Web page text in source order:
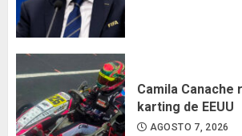
Camila Canache
karting de EEUU
AGOSTO 7, 2026